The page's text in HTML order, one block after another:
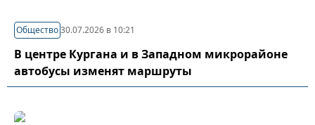
Общество30.07.2026 в 10:21
В центре Кургана и в Западном микрорайоне
автобусы изменят маршруты